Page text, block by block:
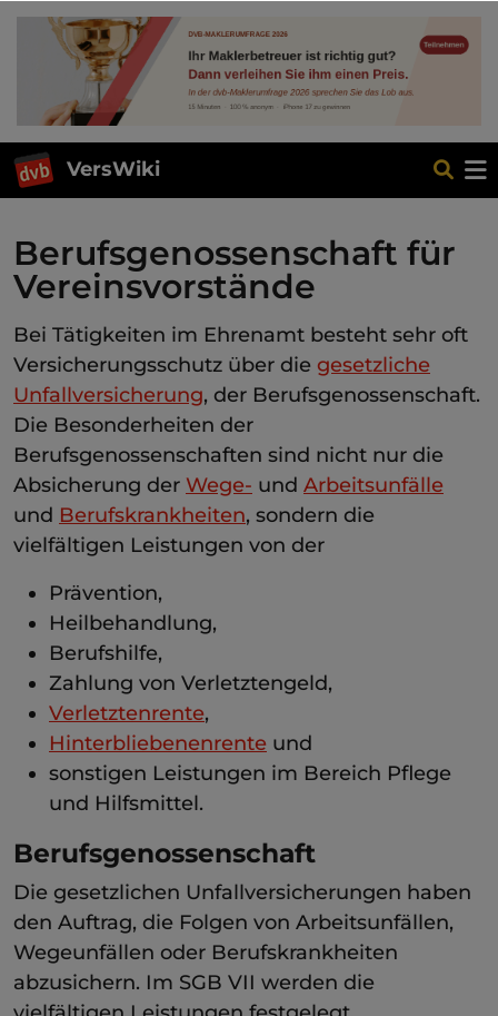
VersWiki
Berufsgenossenschaft für
Vereinsvorstände
Bei Tätigkeiten im Ehrenamt besteht sehr oft
Versicherungsschutz über die gesetzliche
Unfallversicherung, der Berufsgenossenschaft.
Die Besonderheiten der
Berufsgenossenschaften sind nicht nur die
Absicherung der Wege- und Arbeitsunfälle
und Berufskrankheiten, sondern die
vielfältigen Leistungen von der
Prävention,
Heilbehandlung,
Berufshilfe,
Zahlung von Verletztengeld,
Verletztenrente,
Hinterbliebenenrente und
sonstigen Leistungen im Bereich Pflege
und Hilfsmittel.
Berufsgenossenschaft
Die gesetzlichen Unfallversicherungen haben
den Auftrag, die Folgen von Arbeitsunfällen,
Wegeunfällen oder Berufskrankheiten
abzusichern. Im SGB VII werden die